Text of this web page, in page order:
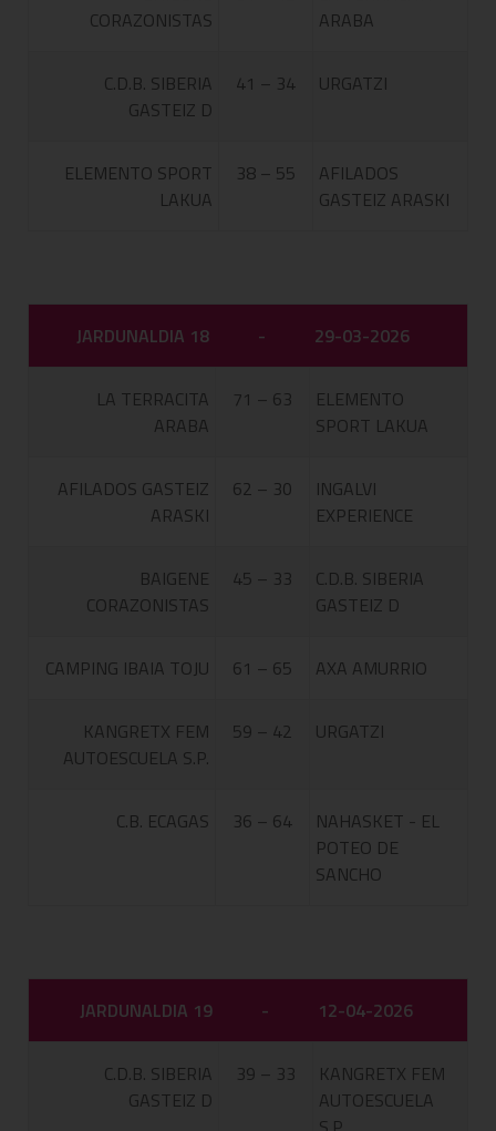
CORAZONISTAS
ARABA
C.D.B. SIBERIA
GASTEIZ D
41 – 34 URGATZI
ELEMENTO SPORT
LAKUA
38 – 55
AFILADOS
GASTEIZ ARASKI
JARDUNALDIA 18 - 29-03-2026
LA TERRACITA
ARABA
71 – 63
ELEMENTO
SPORT LAKUA
AFILADOS GASTEIZ
ARASKI
62 – 30
INGALVI
EXPERIENCE
BAIGENE
CORAZONISTAS
45 – 33
C.D.B. SIBERIA
GASTEIZ D
CAMPING IBAIA TOJU 61 – 65 AXA AMURRIO
KANGRETX FEM
AUTOESCUELA S.P.
59 – 42 URGATZI
C.B. ECAGAS 36 – 64
NAHASKET - EL
POTEO DE
SANCHO
JARDUNALDIA 19 - 12-04-2026
C.D.B. SIBERIA
GASTEIZ D
39 – 33
KANGRETX FEM
AUTOESCUELA